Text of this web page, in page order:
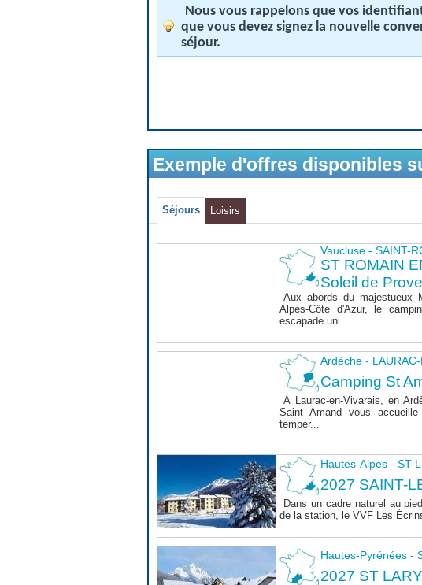
Nous vous rappelons que vos
que vous devez signez la nouvelle
séjour.
Exemple d'offres disponibles
Séjours Loisirs
Vaucluse - SAINT-
ST ROMAIN
Soleil de
Aux abords du majestueux
Alpes-Côte d'Azur, le
escapade uni...
Ardèche -
Camping St
À Laurac-en-Vivarais, en
Saint Amand vous
tempér...
Hautes-Alpes - ST
2027 SAINT-
Dans un cadre naturel au
de la station, le VVF Les
Hautes-Pyrénées -
2027 ST